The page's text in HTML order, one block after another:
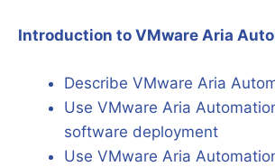
Introduction to VMware Aria
Describe VMware Aria
Use VMware Aria
software deployment
Use VMware Aria